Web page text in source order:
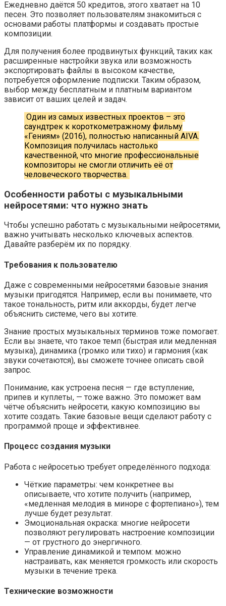
Ежедневно даётся 50 кредитов, этого хватает на 10
песен. Это позволяет пользователям знакомиться с
основами работы платформы и создавать простые
композиции.
Для получения более продвинутых функций, таких как
расширенные настройки звука или возможность
экспортировать файлы в высоком качестве,
потребуется оформление подписки. Таким образом,
выбор между бесплатным и платным вариантом
зависит от ваших целей и задач.
Один из самых известных проектов – это
саундтрек к короткометражному фильму
«Гениям» (2016), полностью написанный AIVA.
Композиция получилась настолько
качественной, что многие профессиональные
композиторы не смогли отличить её от
человеческого творчества.
Особенности работы с музыкальными
нейросетями: что нужно знать
Чтобы успешно работать с музыкальными нейросетями,
важно учитывать несколько ключевых аспектов.
Давайте разберём их по порядку.
Требования к пользователю
Даже с современными нейросетями базовые знания
музыки пригодятся. Например, если вы понимаете, что
такое тональность, ритм или аккорды, будет легче
объяснить системе, чего вы хотите.
Знание простых музыкальных терминов тоже помогает.
Если вы знаете, что такое темп (быстрая или медленная
музыка), динамика (громко или тихо) и гармония (как
звуки сочетаются), вы сможете точнее описать свой
запрос.
Понимание, как устроена песня — где вступление,
припев и куплеты, — тоже важно. Это поможет вам
чётче объяснить нейросети, какую композицию вы
хотите создать. Такие базовые вещи сделают работу с
программой проще и эффективнее.
Процесс создания музыки
Работа с нейросетью требует определённого подхода:
Чёткие параметры: чем конкретнее вы
описываете, что хотите получить (например,
«медленная мелодия в миноре с фортепиано»), тем
лучше будет результат.
Эмоциональная окраска: многие нейросети
позволяют регулировать настроение композиции
— от грустного до энергичного.
Управление динамикой и темпом: можно
настраивать, как меняется громкость или скорость
музыки в течение трека.
Технические возможности